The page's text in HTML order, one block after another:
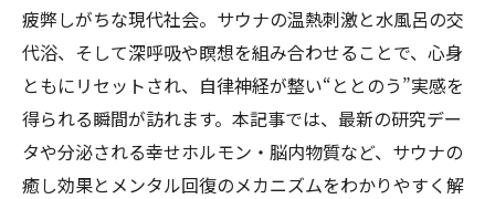
疲弊しがちな現代社会。サウナの温熱刺激と水風呂の交
代浴、そして深呼吸や瞑想を組み合わせることで、心身
ともにリセットされ、自律神経が整い“ととのう”実感を
得られる瞬間が訪れます。本記事では、最新の研究デー
タや分泌される幸せホルモン・脳内物質など、サウナの
癒し効果とメンタル回復のメカニズムをわかりやすく解